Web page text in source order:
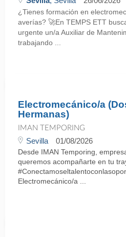
¿Tienes formación en
averías? 🚀En TEMPS ETT
urgente un/a Auxiliar de
trabajando ...
Electromecánico/a
Hermanas)
IMAN TEMPORING
Sevilla 01/08/2026
Desde IMAN Temporing,
queremos acompañarte en tu
Electromecánico/a ...